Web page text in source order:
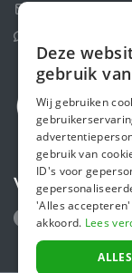
Volg ons
Deze
gebruik
Wij gebruiken
gebruik van
ID's voor
'Alles
akkoord. Lees